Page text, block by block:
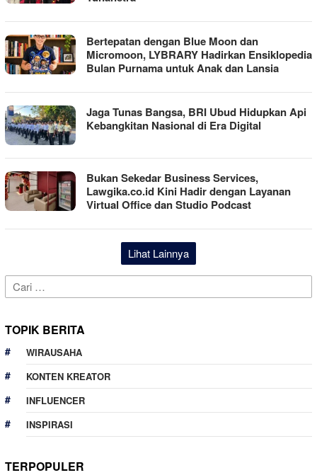
Bertepatan dengan Blue Moon dan
Micromoon, LYBRARY Hadirkan Ensiklopedia
Bulan Purnama untuk Anak dan Lansia
Jaga Tunas Bangsa, BRI Ubud Hidupkan Api
Kebangkitan Nasional di Era Digital
Bukan Sekedar Business Services,
Lawgika.co.id Kini Hadir dengan Layanan
Virtual Office dan Studio Podcast
Lihat Lainnya
Cari
untuk:
TOPIK BERITA
WIRAUSAHA
KONTEN KREATOR
INFLUENCER
INSPIRASI
TERPOPULER